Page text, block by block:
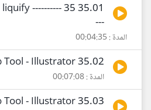
---
المدة : 00:04:35
35.02 Warp Tool - Illustrator تعلم
المدة : 00:07:08
35.03 Lasso Tool - Illustrator تعلم